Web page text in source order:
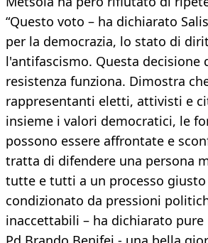
“Questo voto – ha dichiarato
per la democrazia, lo stato di
l'antifascismo. Questa decisione
resistenza funziona. Dimostra
rappresentanti eletti, attivisti e
insieme i valori democratici, le
possono essere affrontate e
tratta di difendere una persona
tutte e tutti a un processo giusto
condizionato da pressioni
inaccettabili – ha dichiarato pure